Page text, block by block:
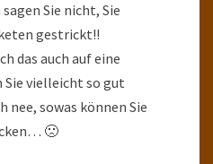
Sie nicht, Sie
gestrickt!!
das auch auf eine
vielleicht so gut
nee, sowas können Sie
🙁